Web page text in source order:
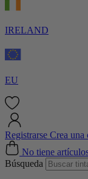
IRELAND
EU
Registrarse Crea una
Cart
No tiene
Búsqueda